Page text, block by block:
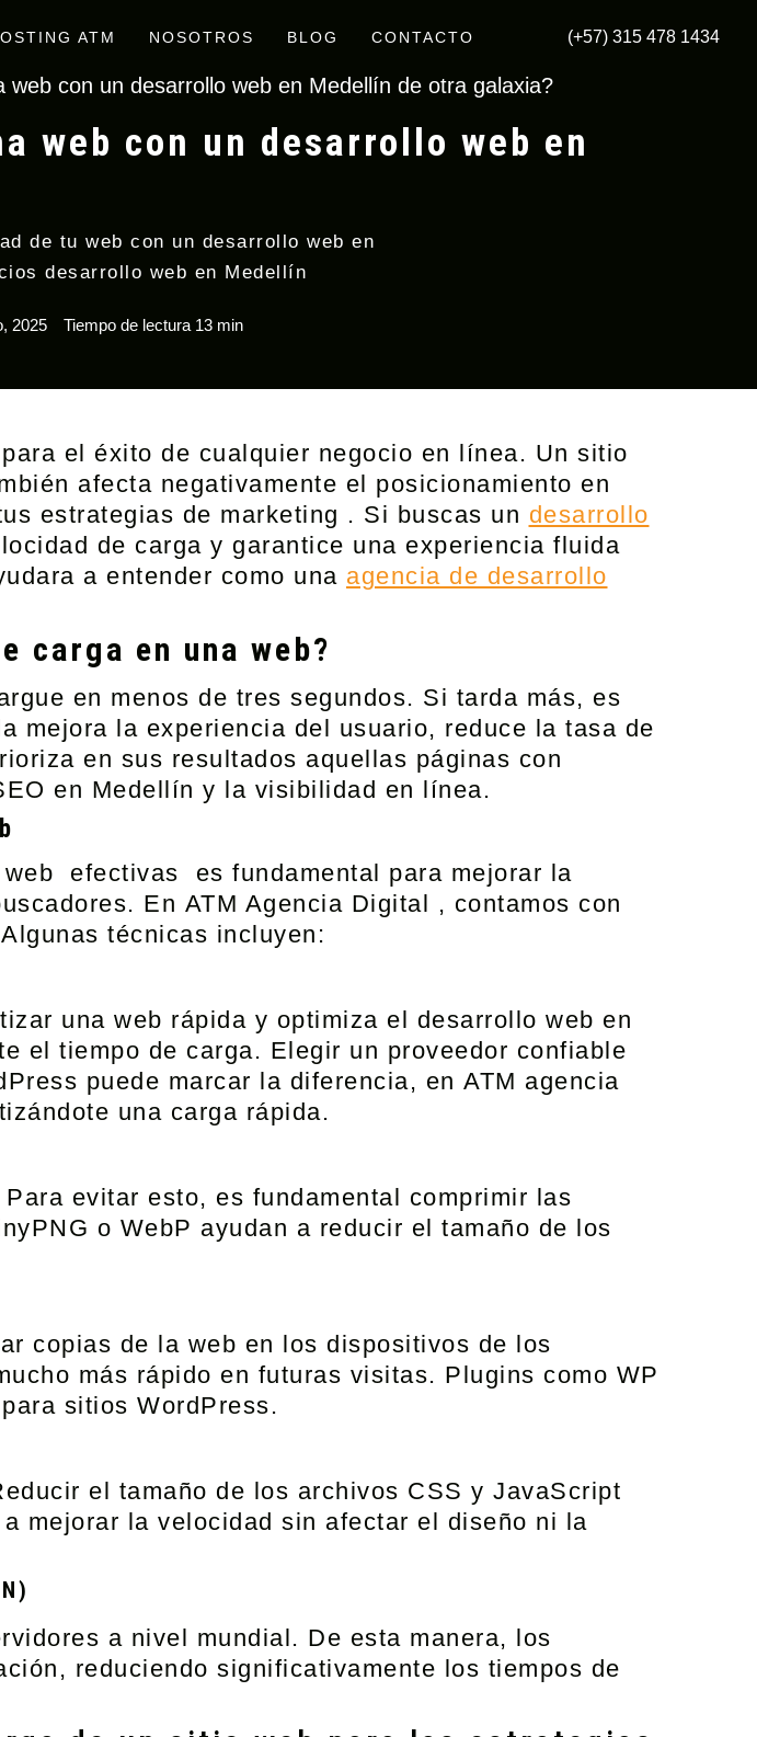
ATM NOSOTROS BLOG CONTACTO (+57) 315 478 1434
con un desarrollo web en Medellín de otra galaxia?
web con un desarrollo web en
de tu web con un desarrollo web en
desarrollo web en Medellín
2025 Tiempo de lectura 13 min
el éxito de cualquier negocio en línea. Un sitio
afecta negativamente el posicionamiento en
estrategias de marketing . Si buscas un desarrollo
de carga y garantice una experiencia fluida
a entender como una agencia de desarrollo
carga en una web?
en menos de tres segundos. Si tarda más, es
mejora la experiencia del usuario, reduce la tasa de
en sus resultados aquellas páginas con
en Medellín y la visibilidad en línea.
efectivas es fundamental para mejorar la
En ATM Agencia Digital , contamos con
técnicas incluyen:
una web rápida y optimiza el desarrollo web en
el tiempo de carga. Elegir un proveedor confiable
puede marcar la diferencia, en ATM agencia
una carga rápida.
evitar esto, es fundamental comprimir las
o WebP ayudan a reducir el tamaño de los
copias de la web en los dispositivos de los
más rápido en futuras visitas. Plugins como WP
sitios WordPress.
el tamaño de los archivos CSS y JavaScript
mejorar la velocidad sin afectar el diseño ni la
a nivel mundial. De esta manera, los
reduciendo significativamente los tiempos de